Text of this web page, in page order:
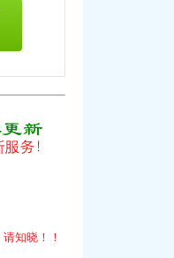
请知晓 ！ ！